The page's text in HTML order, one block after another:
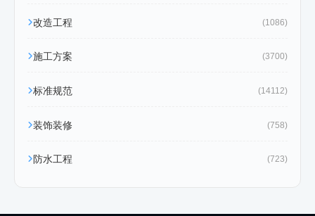
改造工程 (1086)
施工方案 (3700)
标准规范 (14112)
装饰装修 (758)
防水工程 (723)